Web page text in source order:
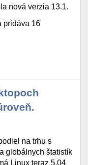
nová verzia 13.1.
pridáva 16
na trhu s
globálnych štatistík
Linux teraz 5,04